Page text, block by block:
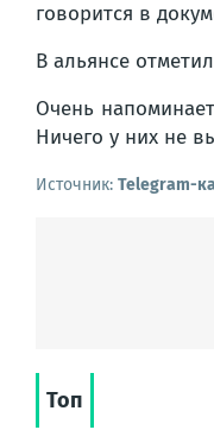
говорится в
В альянсе
Очень
Ничего у них не
Источник: Telegram-
Топ